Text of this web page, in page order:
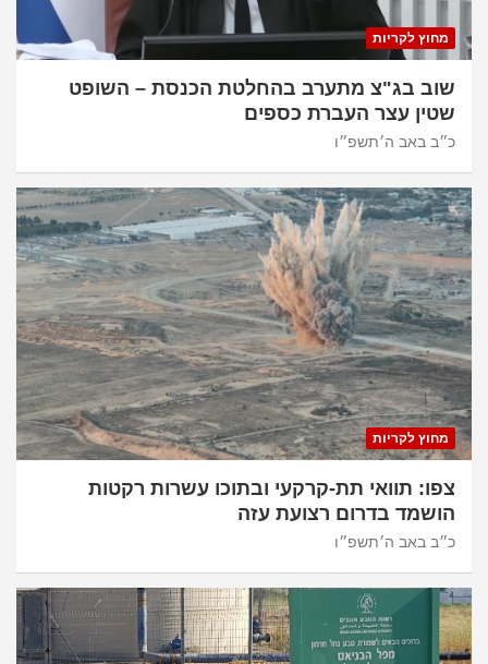
מחוץ לקריות
שוב בג"צ מתערב בהחלטת הכנסת – השופט
שטין עצר העברת כספים
כ״ב באב ה׳תשפ״ו
מחוץ לקריות
צפו: תוואי תת-קרקעי ובתוכו עשרות רקטות
הושמד בדרום רצועת עזה
כ״ב באב ה׳תשפ״ו